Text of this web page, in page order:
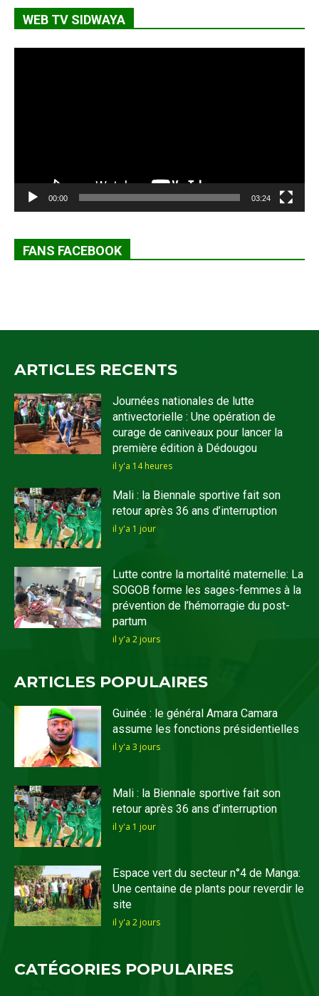
WEB TV SIDWAYA
00:00 03:24
FANS FACEBOOK
ARTICLES RECENTS
Journées nationales de lutte
antivectorielle : Une opération de
curage de caniveaux pour lancer la
première édition à Dédougou
il y'a 14 heures
Mali : la Biennale sportive fait son
retour après 36 ans d’interruption
il y'a 1 jour
Lutte contre la mortalité maternelle: La
SOGOB forme les sages-femmes à la
prévention de l’hémorragie du post-
partum
il y'a 2 jours
ARTICLES POPULAIRES
Guinée : le général Amara Camara
assume les fonctions présidentielles
il y'a 3 jours
Mali : la Biennale sportive fait son
retour après 36 ans d’interruption
il y'a 1 jour
Espace vert du secteur n°4 de Manga:
Une centaine de plants pour reverdir le
site
il y'a 2 jours
CATÉGORIES POPULAIRES